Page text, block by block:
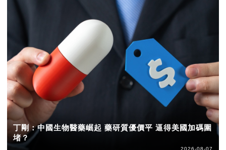
丁剛：中國生物醫藥崛起 藥研質優價平 逼得美國加碼圍
堵？